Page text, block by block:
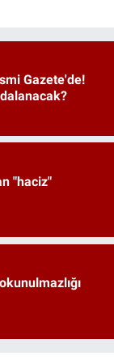
Gazete'de!
"haciz"